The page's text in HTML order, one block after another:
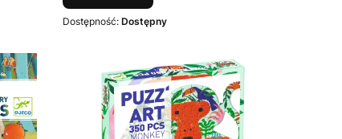
Dostępność: Dostępny